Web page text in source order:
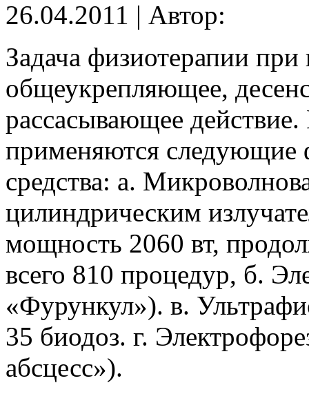
26.04.2011 | Автор:
Задача физиотерапии при
общеукрепляющее,
рассасывающее
применяются следующие
средства: а.
цилиндрическим
мощность 2060 вт,
всего 810 процедур, б.
«Фурункул»). в.
35 биодоз. г.
абсцесс»).